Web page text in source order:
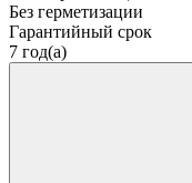
Без герметизации
Гарантийный срок
7 год(а)